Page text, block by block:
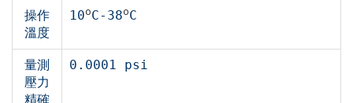
操作
溫度
10oC-38oC
量測
壓力
精確
0.0001 psi